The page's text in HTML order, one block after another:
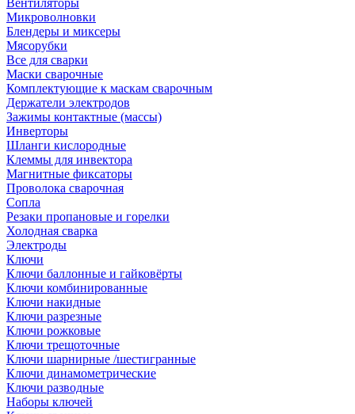
Вентиляторы
Микроволновки
Блендеры и миксеры
Мясорубки
Все для сварки
Маски сварочные
Комплектующие к маскам сварочным
Держатели электродов
Зажимы контактные (массы)
Инверторы
Шланги кислородные
Клеммы для инвектора
Магнитные фиксаторы
Проволока сварочная
Сопла
Резаки пропановые и горелки
Холодная сварка
Электроды
Ключи
Ключи баллонные и гайковёрты
Ключи комбинированные
Ключи накидные
Ключи разрезные
Ключи рожковые
Ключи трещоточные
Ключи шарнирные /шестигранные
Ключи динамометрические
Ключи разводные
Наборы ключей